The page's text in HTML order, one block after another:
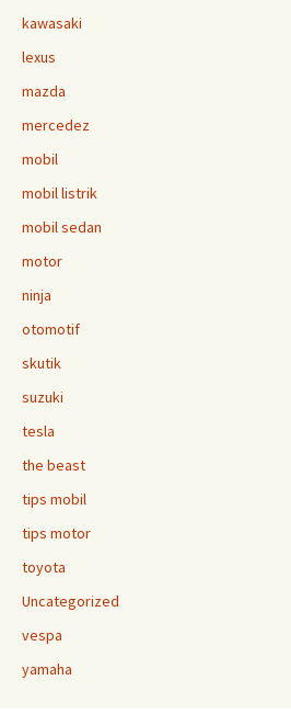
kawasaki
lexus
mazda
mercedez
mobil
mobil listrik
mobil sedan
motor
ninja
otomotif
skutik
suzuki
tesla
the beast
tips mobil
tips motor
toyota
Uncategorized
vespa
yamaha